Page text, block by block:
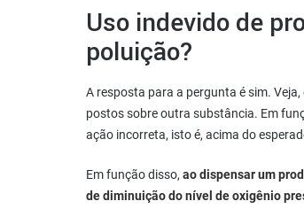
Uso indevido de
poluição?
A resposta para a pergunta é sim.
postos sobre outra substância. Em
ação incorreta, isto é, acima do
Em função disso, ao dispensar um
de diminuição do nível de oxigênio